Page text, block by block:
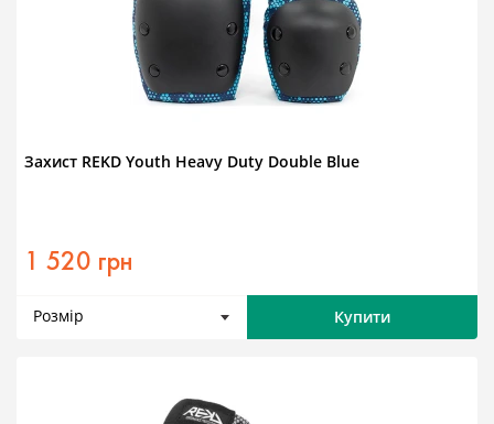
Захист REKD Youth Heavy Duty Double Blue
1 520 грн
Розмір Купити